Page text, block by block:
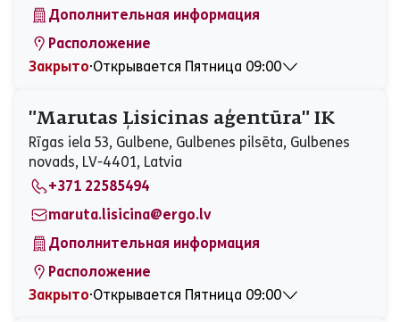
Дополнительная информация
Расположение
Закрыто⋅Открывается Пятница 09:00
Вторник
09:00 - 17:00
Среда
09:00 - 17:00
Четверг
09:00 - 17:00
Пятница
09:00 - 17:00
Суббота
Закрыто
Воскресенье
Закрыто
"Marutas Ļisicinas aģentūra" IK
Rīgas iela 53, Gulbene, Gulbenes pilsēta, Gulbenes
novads, LV-4401, Latvia
+371 22585494
maruta.lisicina@ergo.lv
Дополнительная информация
Расположение
Закрыто⋅Открывается Пятница 09:00